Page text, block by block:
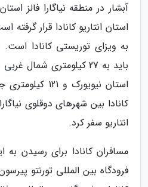
آبشار در منطقه نیاگارا فالز
استان انتاریو کانادا قرار
به ویزای توریستی کانادا
استان نیویورک
کانادا بین شهرهای دوقلوی نیاگارا
انتاریو سفر کرد.
مسافران کانادا برای رسیدن به